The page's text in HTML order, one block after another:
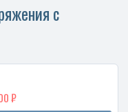
с
₽